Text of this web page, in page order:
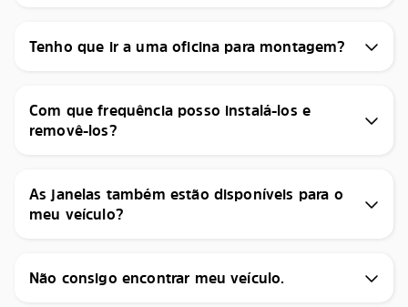
Tenho que ir a uma oficina para montagem?
Com que frequência posso instalá-los e
removê-los?
As janelas também estão disponíveis para o
meu veículo?
Não consigo encontrar meu veículo.